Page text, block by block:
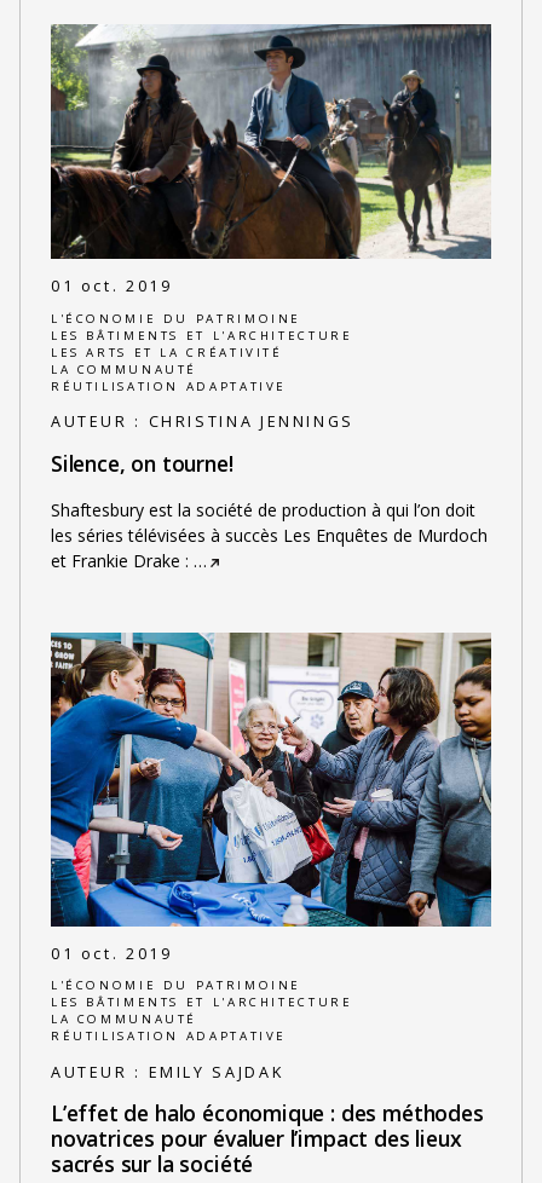
01 oct. 2019
L'ÉCONOMIE DU PATRIMOINE
LES BÂTIMENTS ET L'ARCHITECTURE
LES ARTS ET LA CRÉATIVITÉ
LA COMMUNAUTÉ
RÉUTILISATION ADAPTATIVE
AUTEUR : CHRISTINA JENNINGS
Silence, on tourne!
Shaftesbury est la société de production à qui l’on doit
les séries télévisées à succès Les Enquêtes de Murdoch
et Frankie Drake : …
01 oct. 2019
L'ÉCONOMIE DU PATRIMOINE
LES BÂTIMENTS ET L'ARCHITECTURE
LA COMMUNAUTÉ
RÉUTILISATION ADAPTATIVE
AUTEUR : EMILY SAJDAK
L’effet de halo économique : des méthodes
novatrices pour évaluer l’impact des lieux
sacrés sur la société